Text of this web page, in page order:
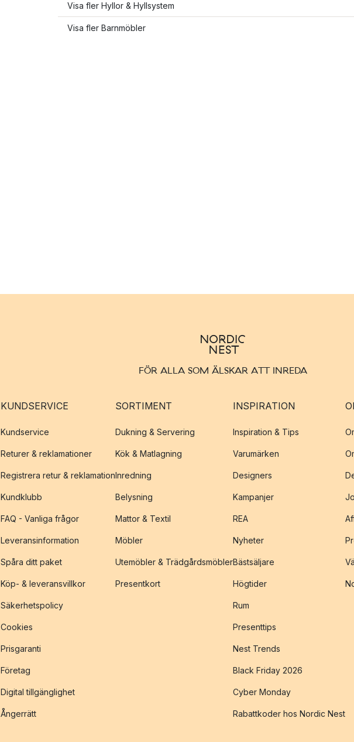
Visa fler Hyllor & Hyllsystem
Visa fler Barnmöbler
FÖR ALLA SOM ÄLSKAR ATT INREDA
KUNDSERVICE
Kundservice
Returer & reklamationer
Registrera retur & reklamation
Kundklubb
FAQ - Vanliga frågor
Leveransinformation
Spåra ditt paket
Köp- & leveransvillkor
Säkerhetspolicy
Cookies
Prisgaranti
Företag
Digital tillgänglighet
Ångerrätt
SORTIMENT
Dukning & Servering
Kök & Matlagning
Inredning
Belysning
Mattor & Textil
Möbler
Utemöbler & Trädgårdsmöbler
Presentkort
INSPIRATION
Inspiration & Tips
Varumärken
Designers
Kampanjer
REA
Nyheter
Bästsäljare
Högtider
Rum
Presenttips
Nest Trends
Black Friday 2026
Cyber Monday
Rabattkoder hos Nordic Nest